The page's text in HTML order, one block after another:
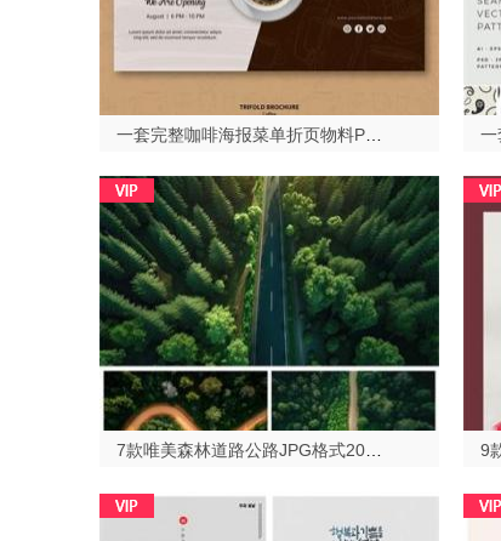
一套完整咖啡海报菜单折页物料PSD格式2023429
7款唯美森林道路公路JPG格式2023513